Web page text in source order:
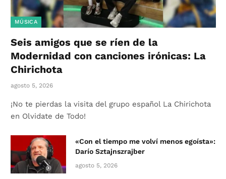
MÚSICA
Seis amigos que se ríen de la
Modernidad con canciones irónicas: La
Chirichota
agosto 5, 2026
¡No te pierdas la visita del grupo español La Chirichota
en Olvidate de Todo!
«Con el tiempo me volví menos egoísta»:
Darío Sztajnszrajber
agosto 5, 2026